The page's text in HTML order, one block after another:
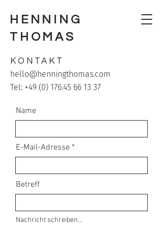
HENNING
THOMAS
KONTAKT
hello@henningthomas.com
Tel: +49 (0) 176.45 66 13 37
Name
E-Mail-Adresse
Betreff
Nachricht schreiben...